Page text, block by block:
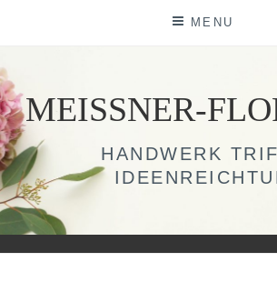
MENU
MEISSNER-
HANDWERK